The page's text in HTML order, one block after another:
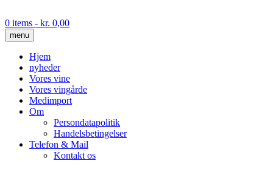
to
content
0 items - kr. 0,00
menu
Hjem
nyheder
Vores vine
Vores vingårde
Medimport
Om
Persondatapolitik
Handelsbetingelser
Telefon & Mail
Kontakt os